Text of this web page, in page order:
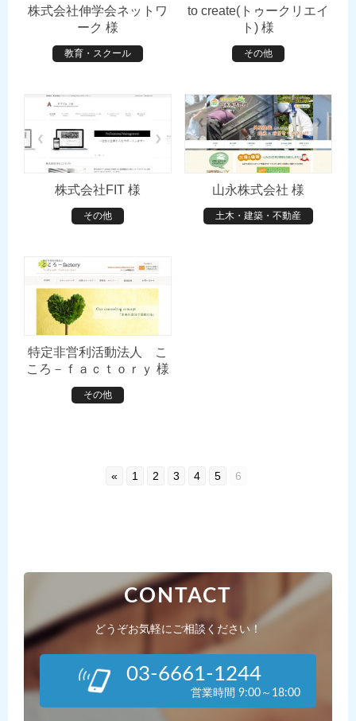
株式会社伸学会ネットワ
ーク 様
教育・スクール
to create(トゥークリエイ
ト) 様
その他
株式会社FIT 様
その他
山永株式会社 様
土木・建築・不動産
特定非営利活動法人 こ
ころ－ｆａｃｔｏｒｙ 様
その他
« 1 2 3 4 5 6
CONTACT
どうぞお気軽にご相談ください！
03-6661-1244
営業時間 9:00～18:00